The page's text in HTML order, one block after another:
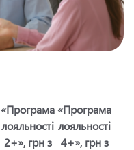
«Програма
лояльності
2+», грн з
«Програма
лояльності
4+», грн з